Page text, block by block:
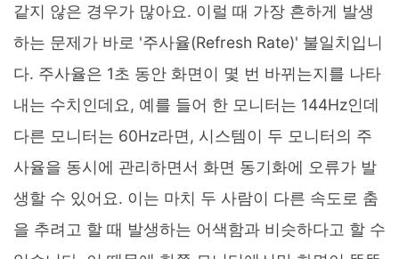
같지 않은 경우가 많아요. 이럴 때 가장 흔하게 발생
하는 문제가 바로 '주사율(Refresh Rate)' 불일치입니
다. 주사율은 1초 동안 화면이 몇 번 바뀌는지를 나타
내는 수치인데요, 예를 들어 한 모니터는 144Hz인데
다른 모니터는 60Hz라면, 시스템이 두 모니터의 주
사율을 동시에 관리하면서 화면 동기화에 오류가 발
생할 수 있어요. 이는 마치 두 사람이 다른 속도로 춤
을 추려고 할 때 발생하는 어색함과 비슷하다고 할 수